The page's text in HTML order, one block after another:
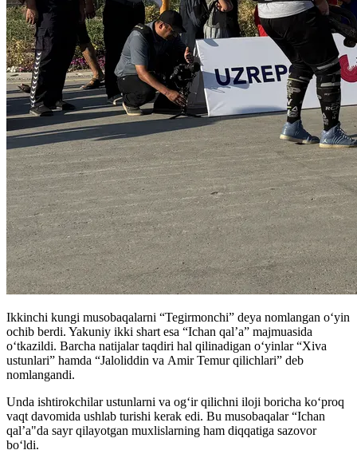
Ikkinchi kungi musobaqalarni “Tegirmonchi” deya nomlangan oʻyin
ochib berdi. Yakuniy ikki shart esa “Ichan qal’a” majmuasida
oʻtkazildi. Barcha natijalar taqdiri hal qilinadigan oʻyinlar “Xiva
ustunlari” hamda “Jaloliddin va Amir Temur qilichlari” deb
nomlangandi.
Unda ishtirokchilar ustunlarni va ogʻir qilichni iloji boricha koʻproq
vaqt davomida ushlab turishi kerak edi. Bu musobaqalar “Ichan
qal’a"da sayr qilayotgan muxlislarning ham diqqatiga sazovor
boʻldi.